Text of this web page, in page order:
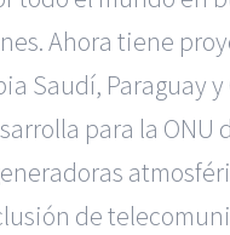
Ahora tiene
Saudí, Paraguay
para la ONU
de